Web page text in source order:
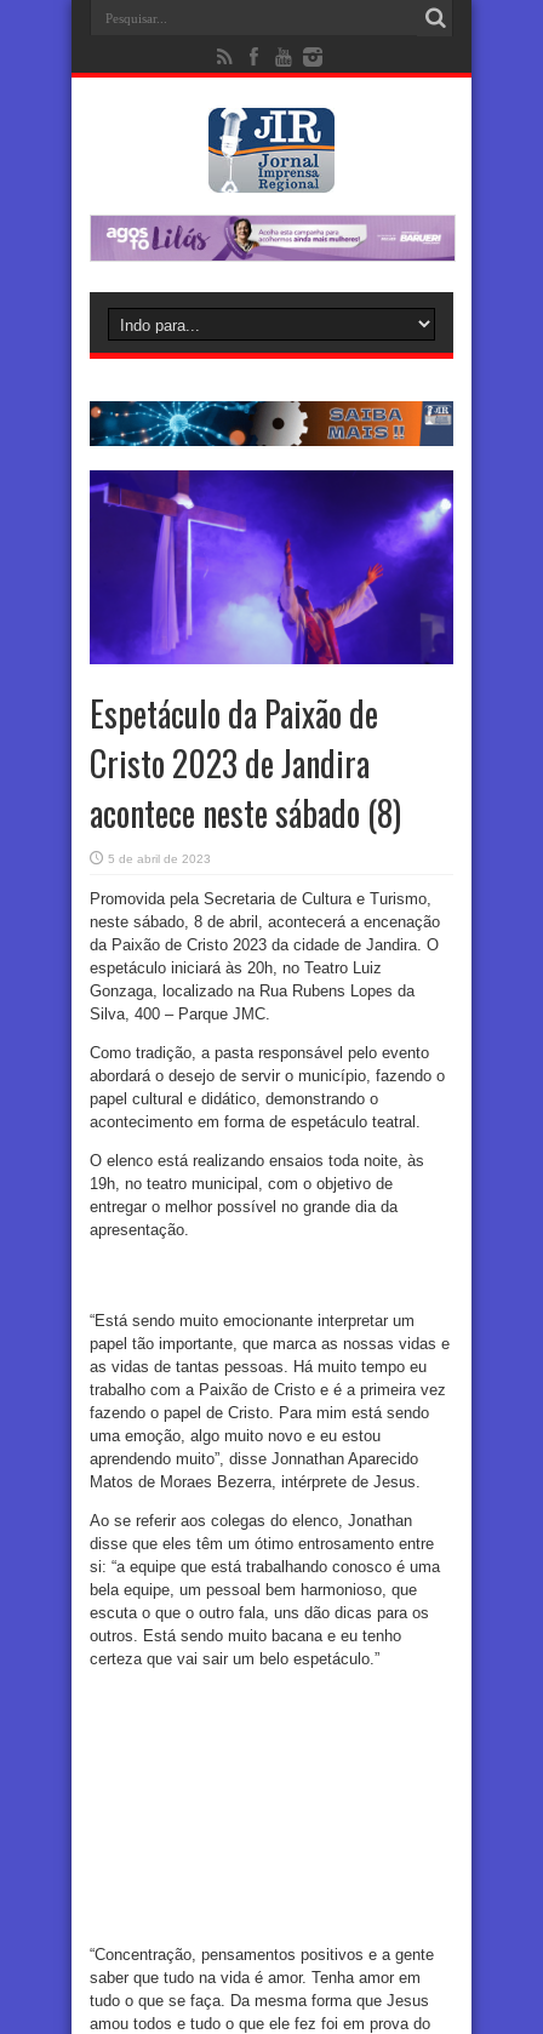
Espetáculo da Paixão de
Cristo 2023 de Jandira
acontece neste sábado (8)
5 de abril de 2023
Promovida pela Secretaria de Cultura e Turismo,
neste sábado, 8 de abril, acontecerá a encenação
da Paixão de Cristo 2023 da cidade de Jandira. O
espetáculo iniciará às 20h, no Teatro Luiz
Gonzaga, localizado na Rua Rubens Lopes da
Silva, 400 – Parque JMC.
Como tradição, a pasta responsável pelo evento
abordará o desejo de servir o município, fazendo o
papel cultural e didático, demonstrando o
acontecimento em forma de espetáculo teatral.
O elenco está realizando ensaios toda noite, às
19h, no teatro municipal, com o objetivo de
entregar o melhor possível no grande dia da
apresentação.
“Está sendo muito emocionante interpretar um
papel tão importante, que marca as nossas vidas e
as vidas de tantas pessoas. Há muito tempo eu
trabalho com a Paixão de Cristo e é a primeira vez
fazendo o papel de Cristo. Para mim está sendo
uma emoção, algo muito novo e eu estou
aprendendo muito”, disse Jonnathan Aparecido
Matos de Moraes Bezerra, intérprete de Jesus.
Ao se referir aos colegas do elenco, Jonathan
disse que eles têm um ótimo entrosamento entre
si: “a equipe que está trabalhando conosco é uma
bela equipe, um pessoal bem harmonioso, que
escuta o que o outro fala, uns dão dicas para os
outros. Está sendo muito bacana e eu tenho
certeza que vai sair um belo espetáculo.”
“Concentração, pensamentos positivos e a gente
saber que tudo na vida é amor. Tenha amor em
tudo o que se faça. Da mesma forma que Jesus
amou todos e tudo o que ele fez foi em prova do